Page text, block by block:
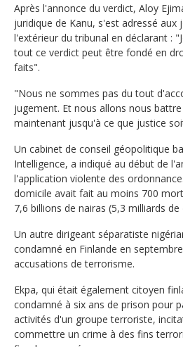
Après l'annonce du verdict, Aloy
juridique de Kanu, s'est adressé aux
l'extérieur du tribunal en déclarant :
tout ce verdict peut être fondé en
faits".
"Nous ne sommes pas du tout
jugement. Et nous allons nous
maintenant jusqu'à ce que justice
Un cabinet de conseil géopolitique
Intelligence, a indiqué au début de
l'application violente des
domicile avait fait au moins 700
7,6 billions de nairas (5,3 milliards de
Un autre dirigeant séparatiste
condamné en Finlande en
accusations de terrorisme.
Ekpa, qui était également citoyen
condamné à six ans de prison pour
activités d'un groupe terroriste,
commettre un crime à des fins